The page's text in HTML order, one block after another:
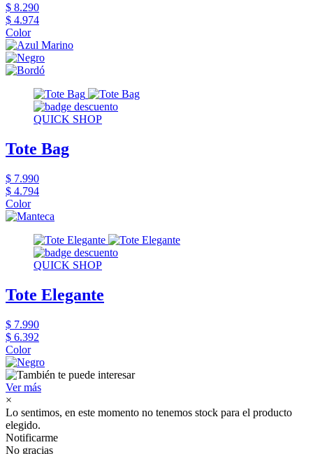
$ 8.290
$ 4.974
Color
QUICK SHOP
Tote Bag
$ 7.990
$ 4.794
Color
QUICK SHOP
Tote Elegante
$ 7.990
$ 6.392
Color
Ver más
×
Lo sentimos, en este momento no tenemos stock para el producto
elegido.
Notificarme
No gracias